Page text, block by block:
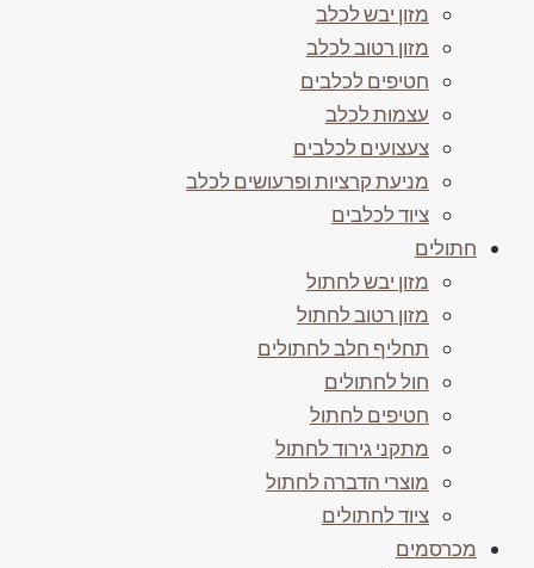
מזון יבש לכלב
מזון רטוב לכלב
חטיפים לכלבים
עצמות לכלב
צעצועים לכלבים
מניעת קרציות ופרעושים לכלב
ציוד לכלבים
חתולים
מזון יבש לחתול
מזון רטוב לחתול
תחליף חלב לחתולים
חול לחתולים
חטיפים לחתול
מתקני גירוד לחתול
מוצרי הדברה לחתול
ציוד לחתולים
מכרסמים